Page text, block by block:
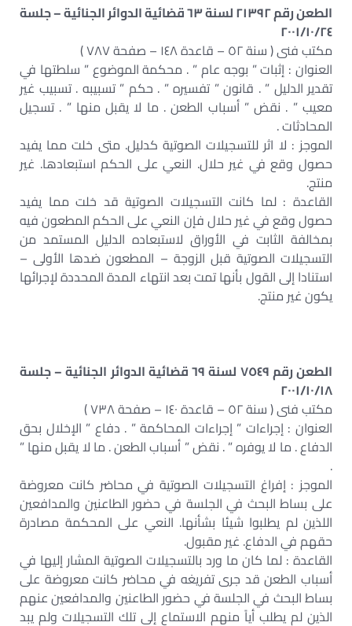
الطعن رقم ٢١٣٩٢ لسنة ٦٣ قضائية الدوائر الجنائية – جلسة
٢٠٠١/١٠/٢٤
مكتب فنى ( سنة ٥٢ – قاعدة ١٤٨ – صفحة ٧٨٧ )
العنوان : إثبات ” بوجه عام ” . محكمة الموضوع ” سلطتها في
تقدير الدليل ” . قانون ” تفسيره ” . حكم ” تسبيبه . تسبيب غير
معيب ” . نقض ” أسباب الطعن . ما لا يقبل منها ” . تسجيل
المحادثات .
الموجز : لا اثر للتسجيلات الصوتية كدليل. متى خلت مما يفيد
حصول وقع في غير حلال. النعي على الحكم استبعادها. غير
منتج.
القاعدة : لما كانت التسجيلات الصوتية قد خلت مما يفيد
حصول وقع في غير حلال فإن النعي على الحكم المطعون فيه
بمخالفة الثابت في الأوراق لاستبعاده الدليل المستمد من
التسجيلات الصوتية قبل الزوجة – المطعون ضدها الأولى –
استنادا إلى القول بأنها تمت بعد انتهاء المدة المحددة لإجرائها
يكون غير منتج.
الطعن رقم ٧٥٤٩ لسنة ٦٩ قضائية الدوائر الجنائية – جلسة
٢٠٠١/١٠/١٨
مكتب فنى ( سنة ٥٢ – قاعدة ١٤٠ – صفحة ٧٣٨ )
العنوان : إجراءات ” إجراءات المحاكمة ” . دفاع ” الإخلال بحق
الدفاع . ما لا يوفره ” . نقض ” أسباب الطعن . ما لا يقبل منها ”
.
الموجز : إفراغ التسجيلات الصوتية في محاضر كانت معروضة
على بساط البحث في الجلسة في حضور الطاعنين والمدافعين
اللذين لم يطلبوا شيئا بشأنها. النعي على المحكمة مصادرة
حقهم في الدفاع. غير مقبول.
القاعدة : لما كان ما ورد بالتسجيلات الصوتية المشار إليها في
أسباب الطعن قد جرى تفريغه في محاضر كانت معروضة على
بساط البحث في الجلسة في حضور الطاعنين والمدافعين عنهم
الذين لم يطلب أياً منهم الاستماع إلى تلك التسجيلات ولم يبد